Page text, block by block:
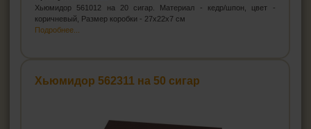
Хьюмидор 561012 на 20 сигар. Материал - кедр/шпон, цвет -
коричневый, Размер коробки - 27x22x7 см
Подробнее...
Хьюмидор 562311 на 50 сигар